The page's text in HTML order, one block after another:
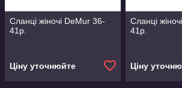
Сланці жіночі DeMur 36-
41р.
Ціну уточнюйте
Сланці
41р.
Ціну